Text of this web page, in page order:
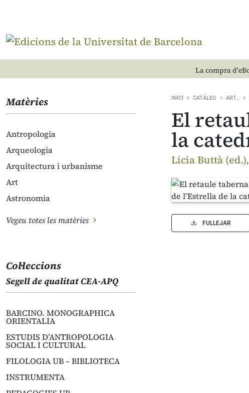
La compra
Matèries
Antropologia
Arqueologia
Arquitectura i urbanisme
Art
Astronomia
Vegeu totes les matèries
Col·leccions
Segell de qualitat CEA-APQ
BARCINO. MONOGRAPHICA
ORIENTALIA
ESTUDIS D’ANTROPOLOGIA
SOCIAL I CULTURAL
FILOLOGIA UB – BIBLIOTECA
INSTRUMENTA
INICI CATÀLEG ART…
El
la
Licia Buttà
FULLEJAR